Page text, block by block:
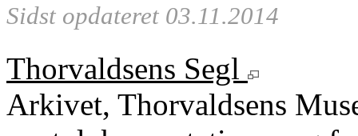
Sidst opdateret 03.11.2014
Thorvaldsens Segl
Arkivet, Thorvaldsens